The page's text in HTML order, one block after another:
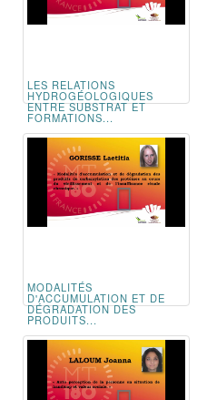
LES RELATIONS
HYDROGÉOLOGIQUES
ENTRE SUBSTRAT ET
FORMATIONS...
MODALITÉS
D'ACCUMULATION ET DE
DÉGRADATION DES
PRODUITS...